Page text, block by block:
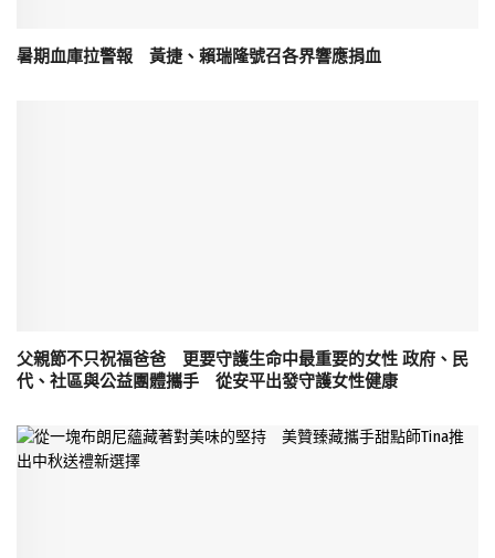
暑期血庫拉警報 黃捷、賴瑞隆號召各界響應捐血
父親節不只祝福爸爸 更要守護生命中最重要的女性 政府、民
代、社區與公益團體攜手 從安平出發守護女性健康